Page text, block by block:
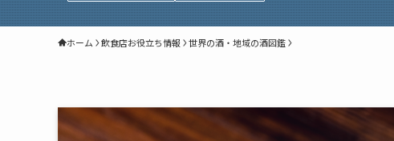
ホーム 飲食店お役立ち情報 世界の酒・地域の酒図鑑